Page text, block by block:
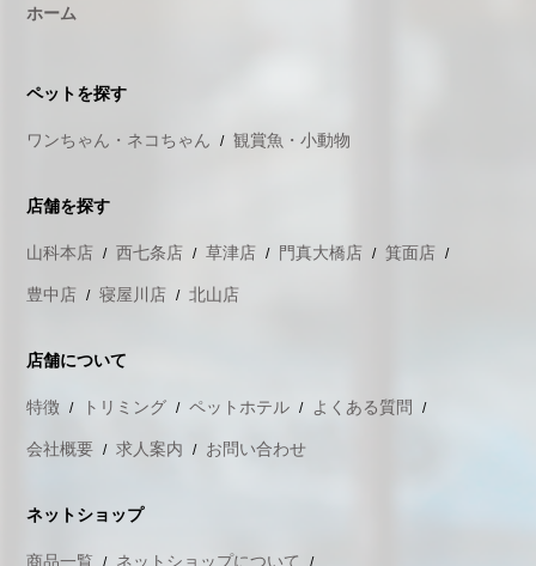
ホーム
ペットを探す
ワンちゃん・ネコちゃん 観賞魚・小動物
店舗を探す
山科本店 西七条店 草津店 門真大橋店 箕面店
豊中店 寝屋川店 北山店
店舗について
特徴 トリミング ペットホテル よくある質問
会社概要 求人案内 お問い合わせ
ネットショップ
商品一覧 ネットショップについて